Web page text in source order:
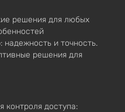
решения для любых
надежность и точность.
решения для
контроля доступа: